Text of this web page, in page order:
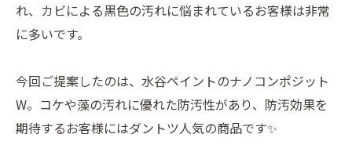
れ、カビによる黒色の汚れに悩まれているお客様は非常
に多いです。
今回ご提案したのは、水谷ペイントのナノコンポジット
W。コケや藻の汚れに優れた防汚性があり、防汚効果を
期待するお客様にはダントツ人気の商品です✨